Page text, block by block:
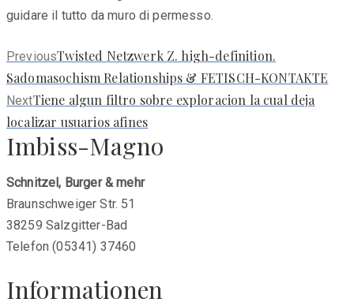
guidare il tutto da muro di permesso.
PreviousPrevious
post:
Twisted Netzwerk Z. high-definition.
Sadomasochism Relationships & FETISCH-KONTAKTE
NextNext
post:
Tiene algun filtro sobre exploracion la cual deja
localizar usuarios afines
Imbiss-Magno
Schnitzel, Burger & mehr
Braunschweiger Str. 51
38259 Salzgitter-Bad
Telefon (05341) 37460
Informationen